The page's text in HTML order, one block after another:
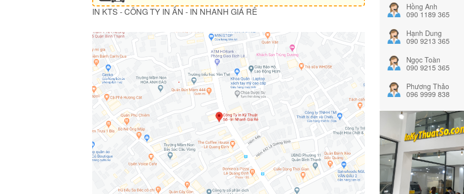
IN KTS - CÔNG TY IN ẤN - IN NHANH GIÁ RẺ
Hồng Anh
090 1189 365
Hạnh Dung
090 9213 365
Ngọc Toàn
090 9215 365
Phương Thảo
096 9999 838